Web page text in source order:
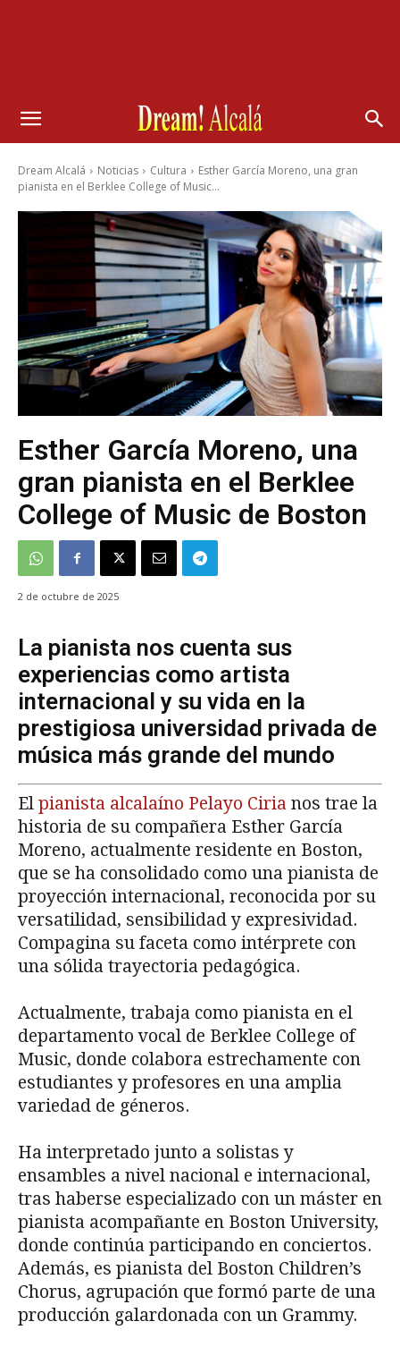
Dream Alcalá Noticias Cultura
Esther García Moreno, una gran
pianista en el Berklee College of Music...
Esther García Moreno, una
gran pianista en el Berklee
College of Music de Boston
2 de octubre de 2025
La pianista nos cuenta sus
experiencias como artista
internacional y su vida en la
prestigiosa universidad privada de
música más grande del mundo
El pianista alcalaíno Pelayo Ciria nos trae la
historia de su compañera Esther García
Moreno, actualmente residente en Boston,
que se ha consolidado como una pianista de
proyección internacional, reconocida por su
versatilidad, sensibilidad y expresividad.
Compagina su faceta como intérprete con
una sólida trayectoria pedagógica.
Actualmente, trabaja como pianista en el
departamento vocal de Berklee College of
Music, donde colabora estrechamente con
estudiantes y profesores en una amplia
variedad de géneros.
Ha interpretado junto a solistas y
ensambles a nivel nacional e internacional,
tras haberse especializado con un máster en
pianista acompañante en Boston University,
donde continúa participando en conciertos.
Además, es pianista del Boston Children’s
Chorus, agrupación que formó parte de una
producción galardonada con un Grammy.